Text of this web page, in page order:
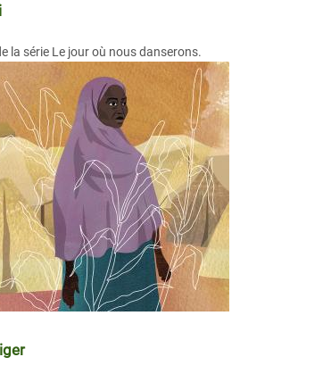
la série Le jour où nous danserons.